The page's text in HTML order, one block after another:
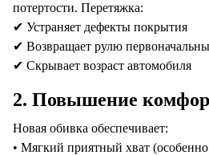
потертости. Перетяжка:
✔ Устраняет дефекты покрытия
✔ Возвращает рулю
✔ Скрывает возраст автомобиля
2. Повышение
Новая обивка обеспечивает:
• Мягкий приятный хват